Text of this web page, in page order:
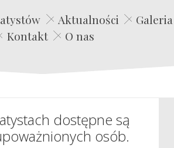
Edwin Film Agencja Aktorska
Aktualności
Galeria
Kontakt
O nas
dostępne są
osób.